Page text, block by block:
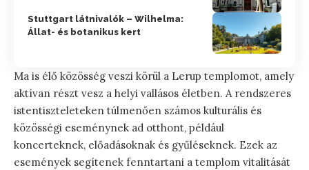
Stuttgart látnivalók – Wilhelma:
Állat- és botanikus kert
Ma is élő közösség veszi körül a Lerup templomot, amely
aktívan részt vesz a helyi vallásos életben. A rendszeres
istentiszteleteken túlmenően számos kulturális és
közösségi eseménynek ad otthont, például
koncerteknek, előadásoknak és gyűléseknek. Ezek az
események segítenek fenntartani a templom vitalitását